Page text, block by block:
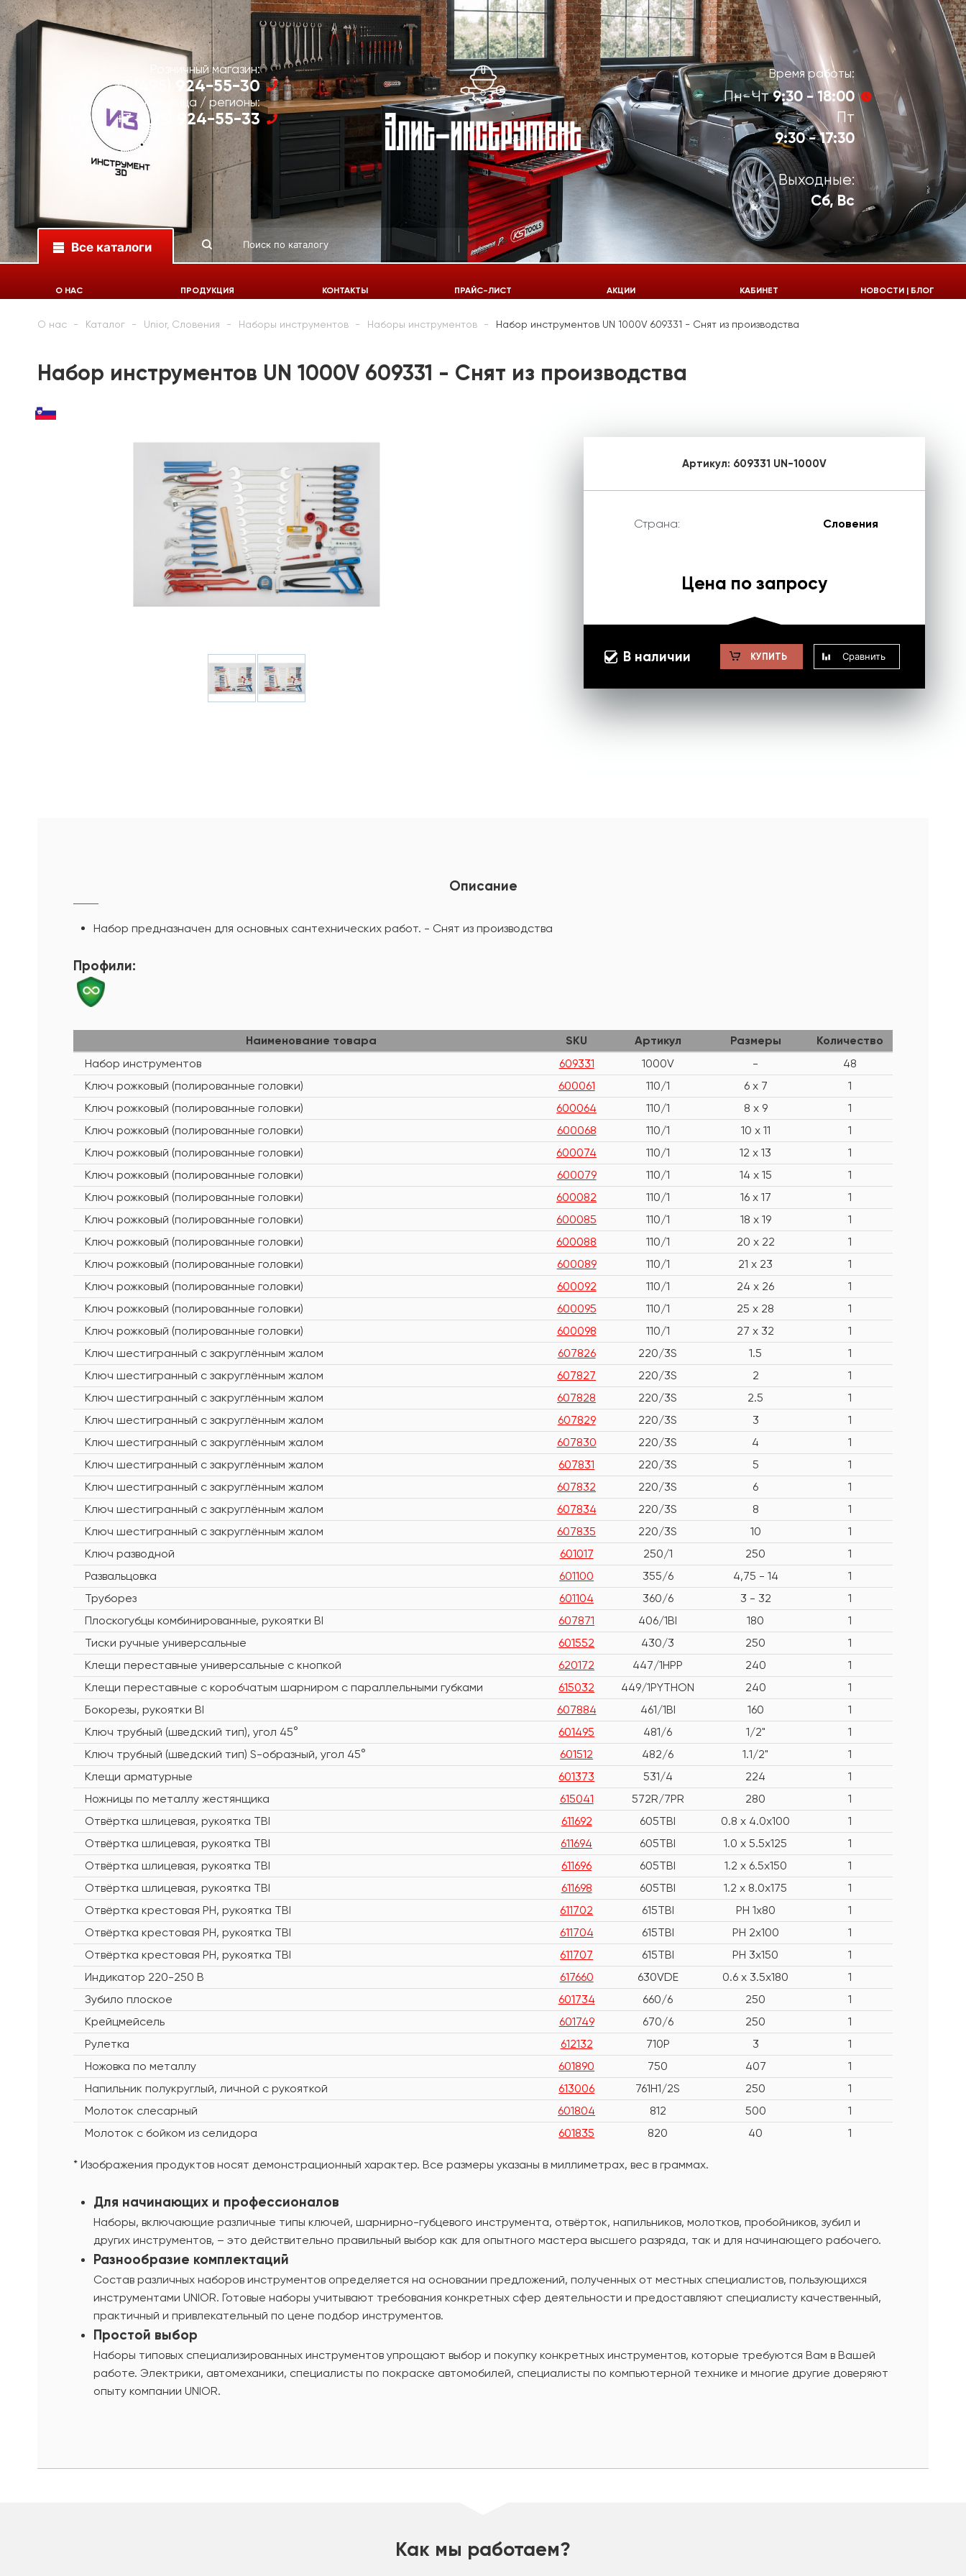
Розничный магазин:
+7 (495) 924-55-30
Юр. лица / регионы:
+7 (495) 924-55-33
Время работы:
Пн-Чт9:30 - 18:00
Пт
9:30 - 17:30
Выходные:
Сб, Вс
Все каталоги
924-55-33
О НАС ПРОДУКЦИЯ КОНТАКТЫ ПРАЙС-ЛИСТ АКЦИИ КАБИНЕТ НОВОСТИ | БЛОГ
О нас Каталог Unior, Словения Наборы инструментов Наборы инструментов Набор инструментов UN 1000V 609331 - Снят из производства
Набор инструментов UN 1000V 609331 - Снят из производства
Артикул: 609331 UN-1000V
Страна: Словения
Цена по запросу
В наличии КУПИТЬ Сравнить
Описание
Набор предназначен для основных сантехнических работ. - Снят из производства
Профили:
Наименование товара SKU Артикул Размеры
Количество
Набор инструментов
609331 1000V -
48
Ключ рожковый (полированные головки)
600061 110/1 6 x 7
1
Ключ рожковый (полированные головки)
600064 110/1 8 x 9
1
Ключ рожковый (полированные головки)
600068 110/1 10 x 11
1
Ключ рожковый (полированные головки)
600074 110/1 12 x 13
1
Ключ рожковый (полированные головки)
600079 110/1 14 x 15
1
Ключ рожковый (полированные головки)
600082 110/1 16 x 17
1
Ключ рожковый (полированные головки)
600085 110/1 18 x 19
1
Ключ рожковый (полированные головки)
600088 110/1 20 x 22
1
Ключ рожковый (полированные головки)
600089 110/1 21 x 23
1
Ключ рожковый (полированные головки)
600092 110/1 24 x 26
1
Ключ рожковый (полированные головки)
600095 110/1 25 x 28
1
Ключ рожковый (полированные головки)
600098 110/1 27 x 32
1
Ключ шестигранный с закруглённым жалом
607826 220/3S 1.5
1
Ключ шестигранный с закруглённым жалом
607827 220/3S 2
1
Ключ шестигранный с закруглённым жалом
607828 220/3S 2.5
1
Ключ шестигранный с закруглённым жалом
607829 220/3S 3
1
Ключ шестигранный с закруглённым жалом
607830 220/3S 4
1
Ключ шестигранный с закруглённым жалом
607831 220/3S 5
1
Ключ шестигранный с закруглённым жалом
607832 220/3S 6
1
Ключ шестигранный с закруглённым жалом
607834 220/3S 8
1
Ключ шестигранный с закруглённым жалом
607835 220/3S 10
1
Ключ разводной
601017 250/1 250
1
Развальцовка
601100 355/6 4,75 - 14
1
Труборез
601104 360/6 3 - 32
1
Плоскогубцы комбинированные, рукоятки BI
607871 406/1BI 180
1
Тиски ручные универсальные
601552 430/3 250
1
Клещи переставные универсальные с кнопкой
620172 447/1HPP 240
1
Клещи переставные с коробчатым шарниром с параллельными губками
615032 449/1PYTHON 240
1
Бокорезы, рукоятки BI
607884 461/1BI 160
1
Ключ трубный (шведский тип), угол 45°
601495 481/6 1/2"
1
Ключ трубный (шведский тип) S-образный, угол 45°
601512 482/6 1.1/2"
1
Клещи арматурные
601373 531/4 224
1
Ножницы по металлу жестянщика
615041 572R/7PR 280
1
Отвёртка шлицевая, рукоятка TBI
611692 605TBI 0.8 x 4.0x100
1
Отвёртка шлицевая, рукоятка TBI
611694 605TBI 1.0 x 5.5x125
1
Отвёртка шлицевая, рукоятка TBI
611696 605TBI 1.2 x 6.5x150
1
Отвёртка шлицевая, рукоятка TBI
611698 605TBI 1.2 x 8.0x175
1
Отвёртка крестовая PH, рукоятка TBI
611702 615TBI PH 1x80
1
Отвёртка крестовая PH, рукоятка TBI
611704 615TBI PH 2x100
1
Отвёртка крестовая PH, рукоятка TBI
611707 615TBI PH 3x150
1
Индикатор 220-250 В
617660 630VDE 0.6 x 3.5x180
1
Зубило плоское
601734 660/6 250
1
Крейцмейсель
601749 670/6 250
1
Рулетка
612132 710P 3
1
Ножовка по металлу
601890 750 407
1
Напильник полукруглый, личной с рукояткой
613006 761H1/2S 250
1
Молоток слесарный
601804 812 500
1
Молоток с бойком из селидора
601835 820 40 1
* Изображения продуктов носят демонстрационный характер. Все размеры указаны в миллиметрах, вес в граммах.
Для начинающих и профессионалов
Наборы, включающие различные типы ключей, шарнирно-губцевого инструмента, отвёрток, напильников, молотков, пробойников, зубил и
других инструментов, – это действительно правильный выбор как для опытного мастера высшего разряда, так и для начинающего рабочего.
Разнообразие комплектаций
Состав различных наборов инструментов определяется на основании предложений, полученных от местных специалистов, пользующихся
инструментами UNIOR. Готовые наборы учитывают требования конкретных сфер деятельности и предоставляют специалисту качественный,
практичный и привлекательный по цене подбор инструментов.
Простой выбор
Наборы типовых специализированных инструментов упрощают выбор и покупку конкретных инструментов, которые требуются Вам в Вашей
работе. Электрики, автомеханики, специалисты по покраске автомобилей, специалисты по компьютерной технике и многие другие доверяют
опыту компании UNIOR.
Как мы работаем?